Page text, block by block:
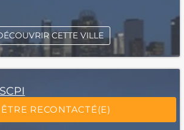
“Excellent”, 165 avis
ÊTRE RECONTACTÉ(E)
CETTE VILLE